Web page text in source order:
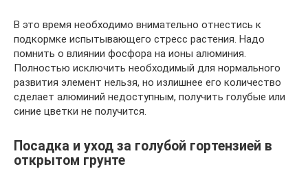
В это время необходимо внимательно отнестись к
подкормке испытывающего стресс растения. Надо
помнить о влиянии фосфора на ионы алюминия.
Полностью исключить необходимый для нормального
развития элемент нельзя, но излишнее его количество
сделает алюминий недоступным, получить голубые или
синие цветки не получится.
Посадка и уход за голубой гортензией в
открытом грунте